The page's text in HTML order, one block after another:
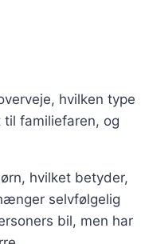
hvilken type
familiefaren, og
hvilket betyder,
selvfølgelig
bil, men har